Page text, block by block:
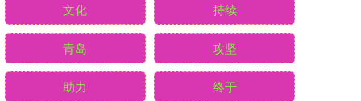
文化 持续
青岛 攻坚
助力 终于